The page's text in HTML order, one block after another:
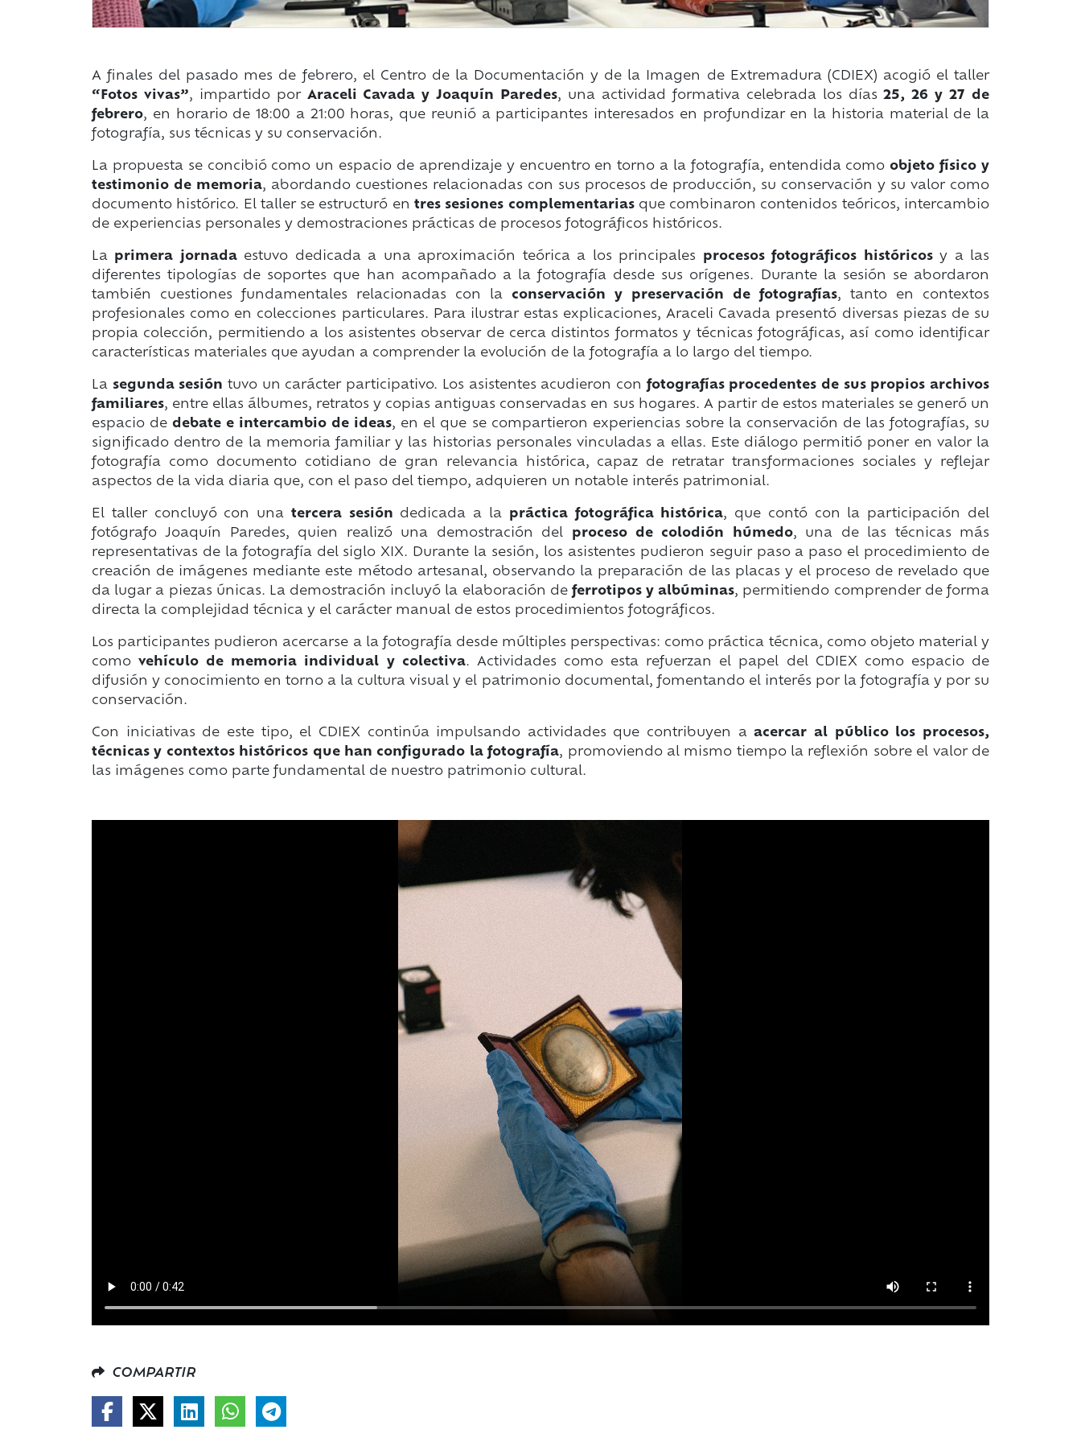
A finales del pasado mes de febrero, el Centro de la Documentación y de la Imagen de Extremadura (CDIEX) acogió el taller
“Fotos vivas”, impartido por Araceli Cavada y Joaquín Paredes, una actividad formativa celebrada los días25, 26 y 27 de
febrero, en horario de 18:00 a 21:00 horas, que reunió a participantes interesados en profundizar en la historia material de la
fotografía, sus técnicas y su conservación.
La propuesta se concibió como un espacio de aprendizaje y encuentro en torno a la fotografía, entendida como objeto físico y
testimonio de memoria, abordando cuestiones relacionadas con sus procesos de producción, su conservación y su valor como
documento histórico. El taller se estructuró en tres sesiones complementariasque combinaron contenidos teóricos, intercambio
de experiencias personales y demostraciones prácticas de procesos fotográficos históricos.
La primera jornadaestuvo dedicada a una aproximación teórica a los principales procesos fotográficos históricosy a las
diferentes tipologías de soportes que han acompañado a la fotografía desde sus orígenes. Durante la sesión se abordaron
también cuestiones fundamentales relacionadas con la conservación y preservación de fotografías, tanto en contextos
profesionales como en colecciones particulares. Para ilustrar estas explicaciones, Araceli Cavada presentó diversas piezas de su
propia colección, permitiendo a los asistentes observar de cerca distintos formatos y técnicas fotográficas, así como identificar
características materiales que ayudan a comprender la evolución de la fotografía a lo largo del tiempo.
La segunda sesión tuvo un carácter participativo. Los asistentes acudieron con fotografías procedentes de sus propios archivos
familiares, entre ellas álbumes, retratos y copias antiguas conservadas en sus hogares. A partir de estos materiales se generó un
espacio dedebate e intercambio de ideas, en el que se compartieron experiencias sobre la conservación de las fotografías, su
significado dentro de la memoria familiar y las historias personales vinculadas a ellas. Este diálogo permitió poner en valor la
fotografía como documento cotidiano de gran relevancia histórica, capaz de retratar transformaciones sociales y reflejar
aspectos de la vida diaria que, con el paso del tiempo, adquieren un notable interés patrimonial.
El taller concluyó con una tercera sesión dedicada a la práctica fotográfica histórica, que contó con la participación del
fotógrafo Joaquín Paredes, quien realizó una demostración del proceso de colodión húmedo, una de las técnicas más
representativas de la fotografía del siglo XIX. Durante la sesión, los asistentes pudieron seguir paso a paso el procedimiento de
creación de imágenes mediante este método artesanal, observando la preparación de las placas y el proceso de revelado que
da lugar a piezas únicas. La demostración incluyó la elaboración de ferrotipos y albúminas, permitiendo comprender de forma
directa la complejidad técnica y el carácter manual de estos procedimientos fotográficos.
Los participantes pudieron acercarse a la fotografía desde múltiples perspectivas: como práctica técnica, como objeto material y
comovehículo de memoria individual y colectiva. Actividades como esta refuerzan el papel del CDIEX como espacio de
difusión y conocimiento en torno a la cultura visual y el patrimonio documental, fomentando el interés por la fotografía y por su
conservación.
Con iniciativas de este tipo, el CDIEX continúa impulsando actividades que contribuyen aacercar al público los procesos,
técnicas y contextos históricos que han configurado la fotografía, promoviendo al mismo tiempo la reflexión sobre el valor de
las imágenes como parte fundamental de nuestro patrimonio cultural.
COMPARTIR